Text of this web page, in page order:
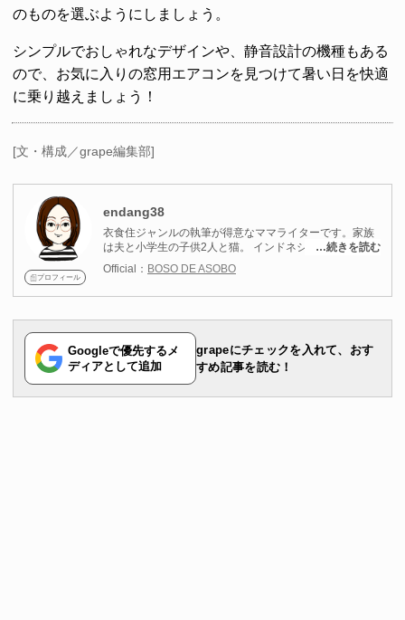
のものを選ぶようにしましょう。
シンプルでおしゃれなデザインや、静音設計の機種もある
ので、お気に入りの窓用エアコンを見つけて暑い日を快適
に乗り越えましょう！
[文・構成／grape編集部]
プロフィール
endang38
衣食住ジャンルの執筆が得意なママライターです。家族
は夫と小学生の子供2人と猫。 インドネシアに留学して
いた経験があり、ライター名の「endang」はインドネシ
ア語クラスで名付けられたニックネームです。 新しいも
かけやインテリアに興味があり、SNSで情報検索するの
が趣味。 国内外問わず旅行するのが好きで、風景やおい
しいもの、かわいいものの写真を撮るのも好き。 旅行会
社勤務経験があり、総合旅行取扱管理者資格を所有して
…続きを読む
Official： BOSO DE ASOBO
Googleで優先するメ
ディアとして追加
grapeにチェックを入れて、おす
すめ記事を読む！